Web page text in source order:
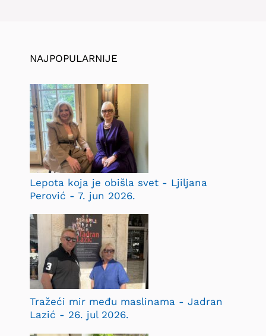
NAJPOPULARNIJE
Lepota koja je obišla svet - Ljiljana
Perović - 7. jun 2026.
Tražeći mir među maslinama - Jadran
Lazić - 26. jul 2026.